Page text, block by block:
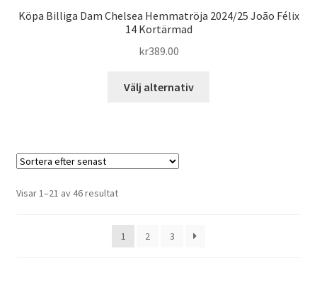
Köpa Billiga Dam Chelsea Hemmatröja 2024/25 João Félix
14 Kortärmad
kr389.00
Välj alternativ
Visar 1–21 av 46 resultatSortera
senaste
1
2 3